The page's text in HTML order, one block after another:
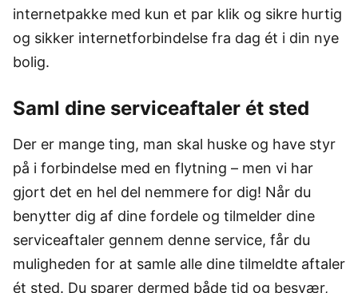
internetpakke med kun et par klik og sikre hurtig
og sikker internetforbindelse fra dag ét i din nye
bolig.
Saml dine serviceaftaler ét sted
Der er mange ting, man skal huske og have styr
på i forbindelse med en flytning – men vi har
gjort det en hel del nemmere for dig! Når du
benytter dig af dine fordele og tilmelder dine
serviceaftaler gennem denne service, får du
muligheden for at samle alle dine tilmeldte aftaler
ét sted. Du sparer dermed både tid og besvær,